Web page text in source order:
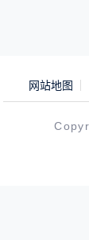
网站地图